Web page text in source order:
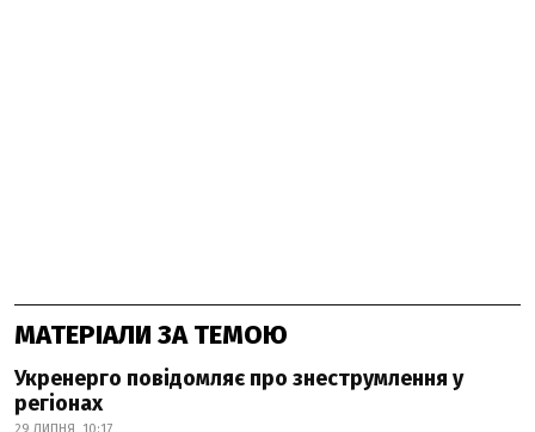
МАТЕРІАЛИ ЗА ТЕМОЮ
Укренерго повідомляє про знеструмлення у
регіонах